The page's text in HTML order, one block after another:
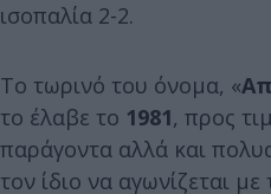
ισοπαλία 2-2.
Το τωρινό του όνομα, «
το έλαβε το 1981, προς
παράγοντα αλλά και
τον ίδιο να αγωνίζεται